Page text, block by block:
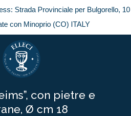
Strada Provinciale per Bulgorello, 10
con Minoprio (CO) ITALY
con pietre e
Ø cm 18